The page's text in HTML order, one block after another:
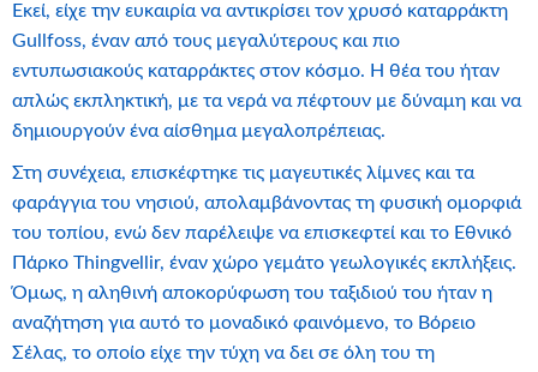
Εκεί, είχε την ευκαιρία να αντικρίσει τον χρυσό καταρράκτη
Gullfoss, έναν από τους μεγαλύτερους και πιο
εντυπωσιακούς καταρράκτες στον κόσμο. Η θέα του ήταν
απλώς εκπληκτική, με τα νερά να πέφτουν με δύναμη και να
δημιουργούν ένα αίσθημα μεγαλοπρέπειας.
Στη συνέχεια, επισκέφτηκε τις μαγευτικές λίμνες και τα
φαράγγια του νησιού, απολαμβάνοντας τη φυσική ομορφιά
του τοπίου, ενώ δεν παρέλειψε να επισκεφτεί και το Εθνικό
Πάρκο Thingvellir, έναν χώρο γεμάτο γεωλογικές εκπλήξεις.
Όμως, η αληθινή αποκορύφωση του ταξιδιού του ήταν η
αναζήτηση για αυτό το μοναδικό φαινόμενο, το Βόρειο
Σέλας, το οποίο είχε την τύχη να δει σε όλη του τη